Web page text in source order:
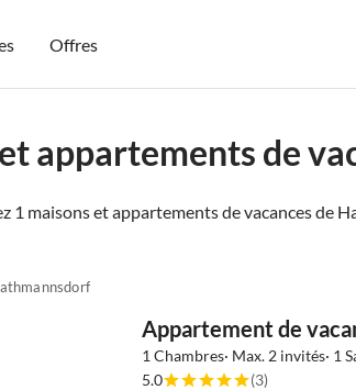
Offres
appartements de
1 maisons et appartements de vacances de
Meilleure
Appartement de
1 Chambres· Max. 2 invités· 1
5.0
(3)